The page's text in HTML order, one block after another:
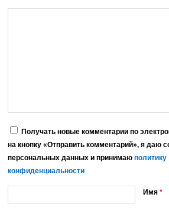
Получать новые комментарии по
на кнопку «Отправить комментарий», я даю
персональных данных и принимаюполитику
конфиденциальности
Имя*